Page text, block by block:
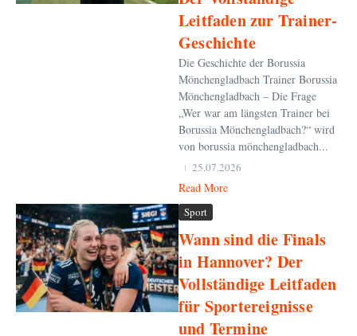
Leitfaden zur Trainer-
Geschichte
Die Geschichte der Borussia
Mönchengladbach Trainer Borussia
Mönchengladbach – Die Frage
„Wer war am längsten Trainer bei
Borussia Mönchengladbach?“ wird
von borussia mönchengladbach...
25.07.2026
Read More
Sport
Wann sind die Finals
in Hannover? Der
Vollständige Leitfaden
für Sportereignisse
und Termine